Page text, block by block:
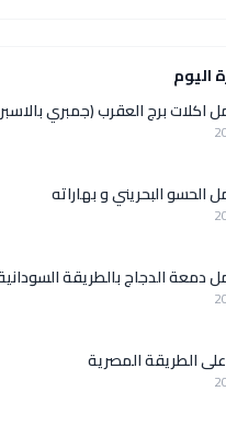
اليوم
اكلات برج العقرب (جمبري
الحسو البحريني و بهاراته
دمعة الدجاج بالطريقة
الطريقة المصرية